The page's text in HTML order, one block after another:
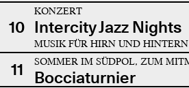
10
KONZERT
Intercity Jazz Nights
MUSIK FÜR HIRN UND HINTERN
11 SOMMER IM SÜDPOL, ZUM
Bocciaturnier